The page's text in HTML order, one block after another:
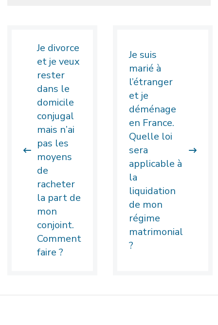
Je divorce
et je veux
rester
dans le
domicile
conjugal
mais n’ai
pas les
moyens
de
racheter
la part de
mon
conjoint.
Comment
faire ?
Je suis
marié à
l’étranger
et je
déménage
en France.
Quelle loi
sera
applicable à
la
liquidation
de mon
régime
matrimonial
?